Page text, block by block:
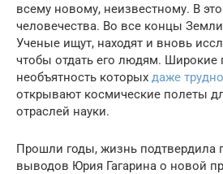
всему новому, неизвестному. В
человечества. Во все концы
Ученые ищут, находят и вновь
чтобы отдать его людям. Широкие
необъятность которых даже
открывают космические полеты
отраслей науки.
Прошли годы, жизнь подтвердила
выводов Юрия Гагарина о новой